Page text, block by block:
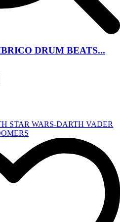
DRUM BEATS...